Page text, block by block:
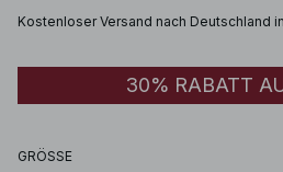
Kostenloser Versand nach Deutschland
30% RABATT
GRÖSSE